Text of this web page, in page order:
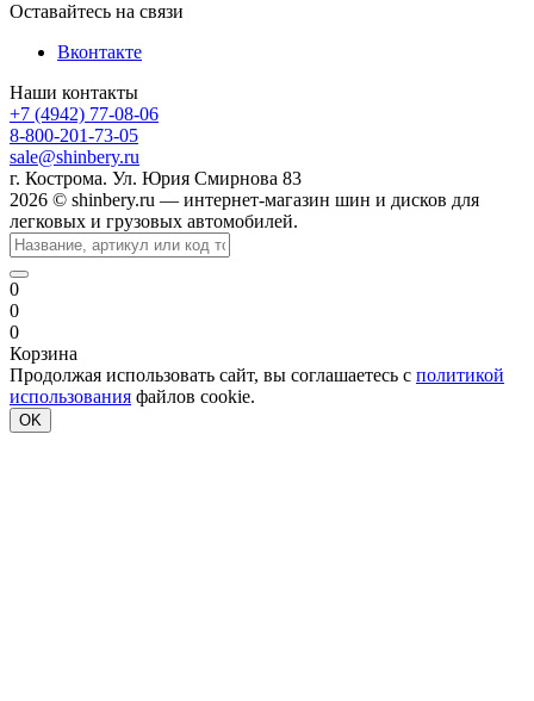
Оставайтесь на связи
Вконтакте
Наши контакты
+7 (4942) 77-08-06
8-800-201-73-05
sale@shinbery.ru
г. Кострома. Ул. Юрия Смирнова 83
2026 © shinbery.ru — интернет-магазин шин и дисков для
легковых и грузовых автомобилей.
0
0
0
Корзина
Продолжая использовать сайт, вы соглашаетесь с политикой
использования файлов cookie.
OK